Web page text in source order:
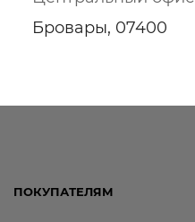
Бровары, 07400
ПОКУПАТЕЛЯМ